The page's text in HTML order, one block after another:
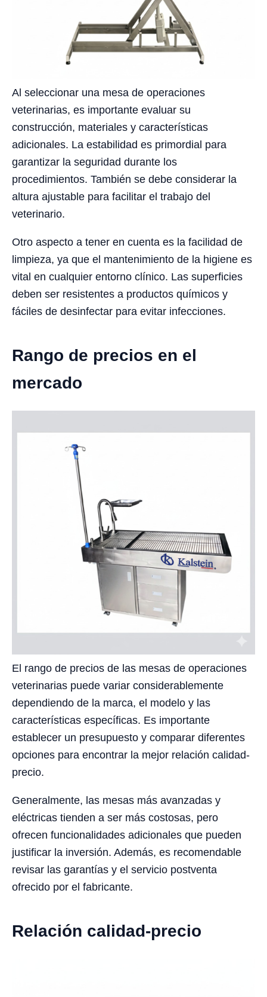
Al seleccionar una mesa de operaciones
veterinarias, es importante evaluar su
construcción, materiales y características
adicionales. La estabilidad es primordial para
garantizar la seguridad durante los
procedimientos. También se debe considerar la
altura ajustable para facilitar el trabajo del
veterinario.
Otro aspecto a tener en cuenta es la facilidad de
limpieza, ya que el mantenimiento de la higiene es
vital en cualquier entorno clínico. Las superficies
deben ser resistentes a productos químicos y
fáciles de desinfectar para evitar infecciones.
Rango de precios en el
mercado
El rango de precios de las mesas de operaciones
veterinarias puede variar considerablemente
dependiendo de la marca, el modelo y las
características específicas. Es importante
establecer un presupuesto y comparar diferentes
opciones para encontrar la mejor relación calidad-
precio.
Generalmente, las mesas más avanzadas y
eléctricas tienden a ser más costosas, pero
ofrecen funcionalidades adicionales que pueden
justificar la inversión. Además, es recomendable
revisar las garantías y el servicio postventa
ofrecido por el fabricante.
Relación calidad-precio